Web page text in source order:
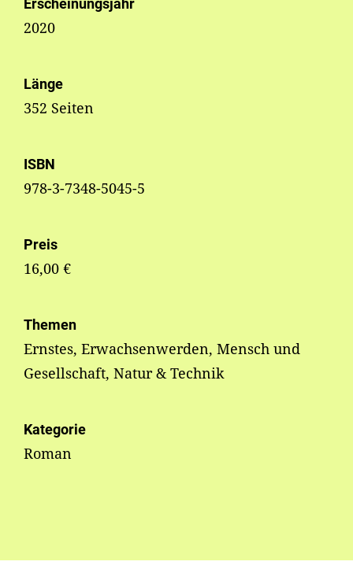
Erscheinungsjahr
2020
Länge
352 Seiten
ISBN
978-3-7348-5045-5
Preis
16,00 €
Themen
Ernstes, Erwachsenwerden, Mensch und
Gesellschaft, Natur & Technik
Kategorie
Roman